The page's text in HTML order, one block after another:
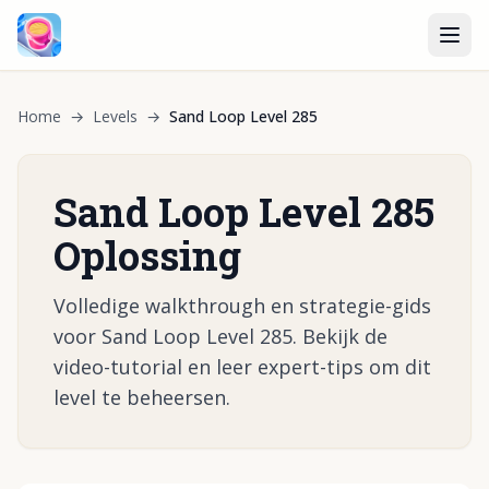
Home → Levels → Sand Loop Level 285
Sand Loop Level 285
Oplossing
Volledige walkthrough en strategie-gids
voor Sand Loop Level 285. Bekijk de
video-tutorial en leer expert-tips om dit
level te beheersen.